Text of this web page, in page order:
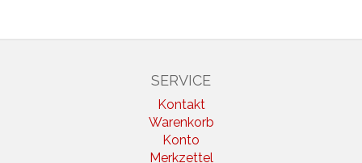
SERVICE
Kontakt
Warenkorb
Konto
Merkzettel